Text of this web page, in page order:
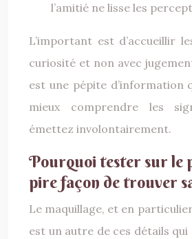
l’amitié ne lisse les
L’important est d’accueillir
curiosité et non avec
est une pépite d’information
mieux comprendre les
émettez involontairement.
Pourquoi tester sur le
pire façon de trouver
Le maquillage, et en
est un autre de ces détails